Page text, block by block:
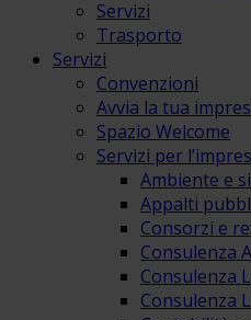
Servizi
Trasporto
Servizi
Convenzioni
Avvia la tua
Spazio Welcome
Servizi per
Ambiente e
Appalti
Consorzi e
Consulenza
Consulenza
Consulenza